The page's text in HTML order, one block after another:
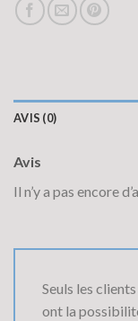
AVIS (0)
Avis
Il n’y a pas encore
Seuls les
ont la